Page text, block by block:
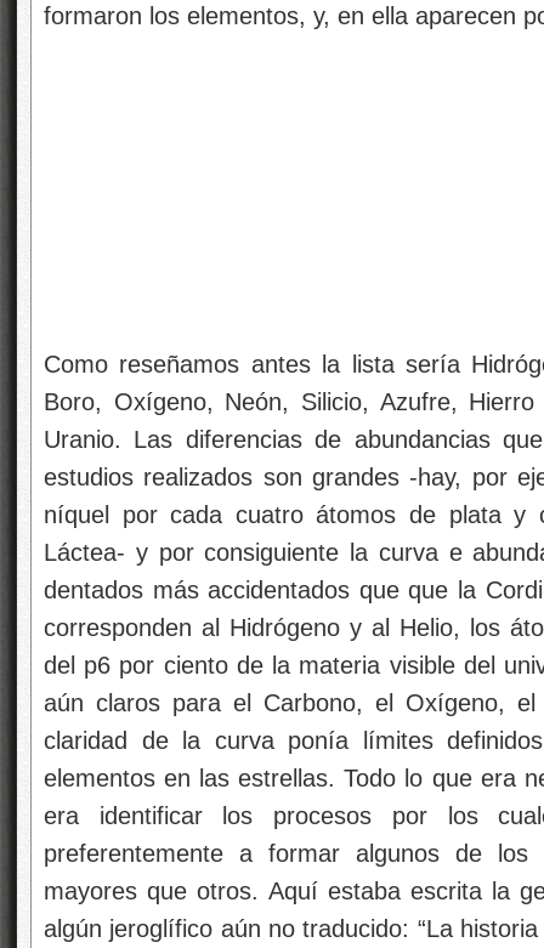
formaron los elementos, y, en ella aparecen
Como reseñamos antes la lista sería
Boro, Oxígeno, Neón, Silicio, Azufre,
Uranio. Las diferencias de abundancias
estudios realizados son grandes -hay, por
níquel por cada cuatro átomos de plata y
Láctea- y por consiguiente la curva e
dentados más accidentados que que la
corresponden al Hidrógeno y al Helio, los
del p6 por ciento de la materia visible del
aún claros para el Carbono, el Oxígeno,
claridad de la curva ponía límites
elementos en las estrellas. Todo lo que era
era identificar los procesos por los
preferentemente a formar algunos de los
mayores que otros. Aquí estaba escrita la
algún jeroglífico aún no traducido: “La